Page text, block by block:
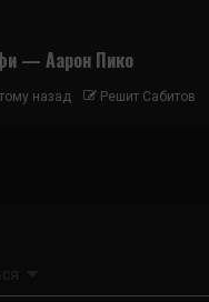
— Аарон Пико
назад Решит Сабитов